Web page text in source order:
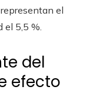
el
el 5,5 %.
del
efecto